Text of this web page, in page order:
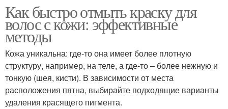
Как быстро отмыть краску для
волос с кожи: эффективные
методы
Кожа уникальна: где-то она имеет более плотную
структуру, например, на теле, а где-то – более нежную и
тонкую (шея, кисти). В зависимости от места
расположения пятна, выбирайте подходящие варианты
удаления красящего пигмента.